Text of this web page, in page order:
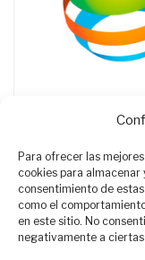
Para ofrecer las
cookies para almacenar
consentimiento de
como el
en este sitio. No
negativamente a